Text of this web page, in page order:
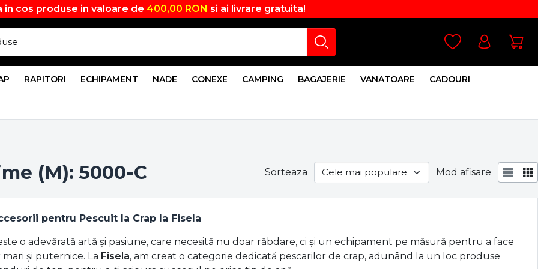
in cos produse in valoare de 400,00 RON si ai livrare gratuita!
RAPITORI ECHIPAMENT NADE CONEXE CAMPING BAGAJERIE VANATOARE CADOURI
(M): 5000-C Sorteaza Mod afisare
pentru Pescuit la Crap la Fisela
o adevărată artă și pasiune, care necesită nu doar răbdare, ci și un echipament pe măsură pentru a face
și puternice. La Fisela, am creat o categorie dedicată pescarilor de crap, adunând la un loc produse